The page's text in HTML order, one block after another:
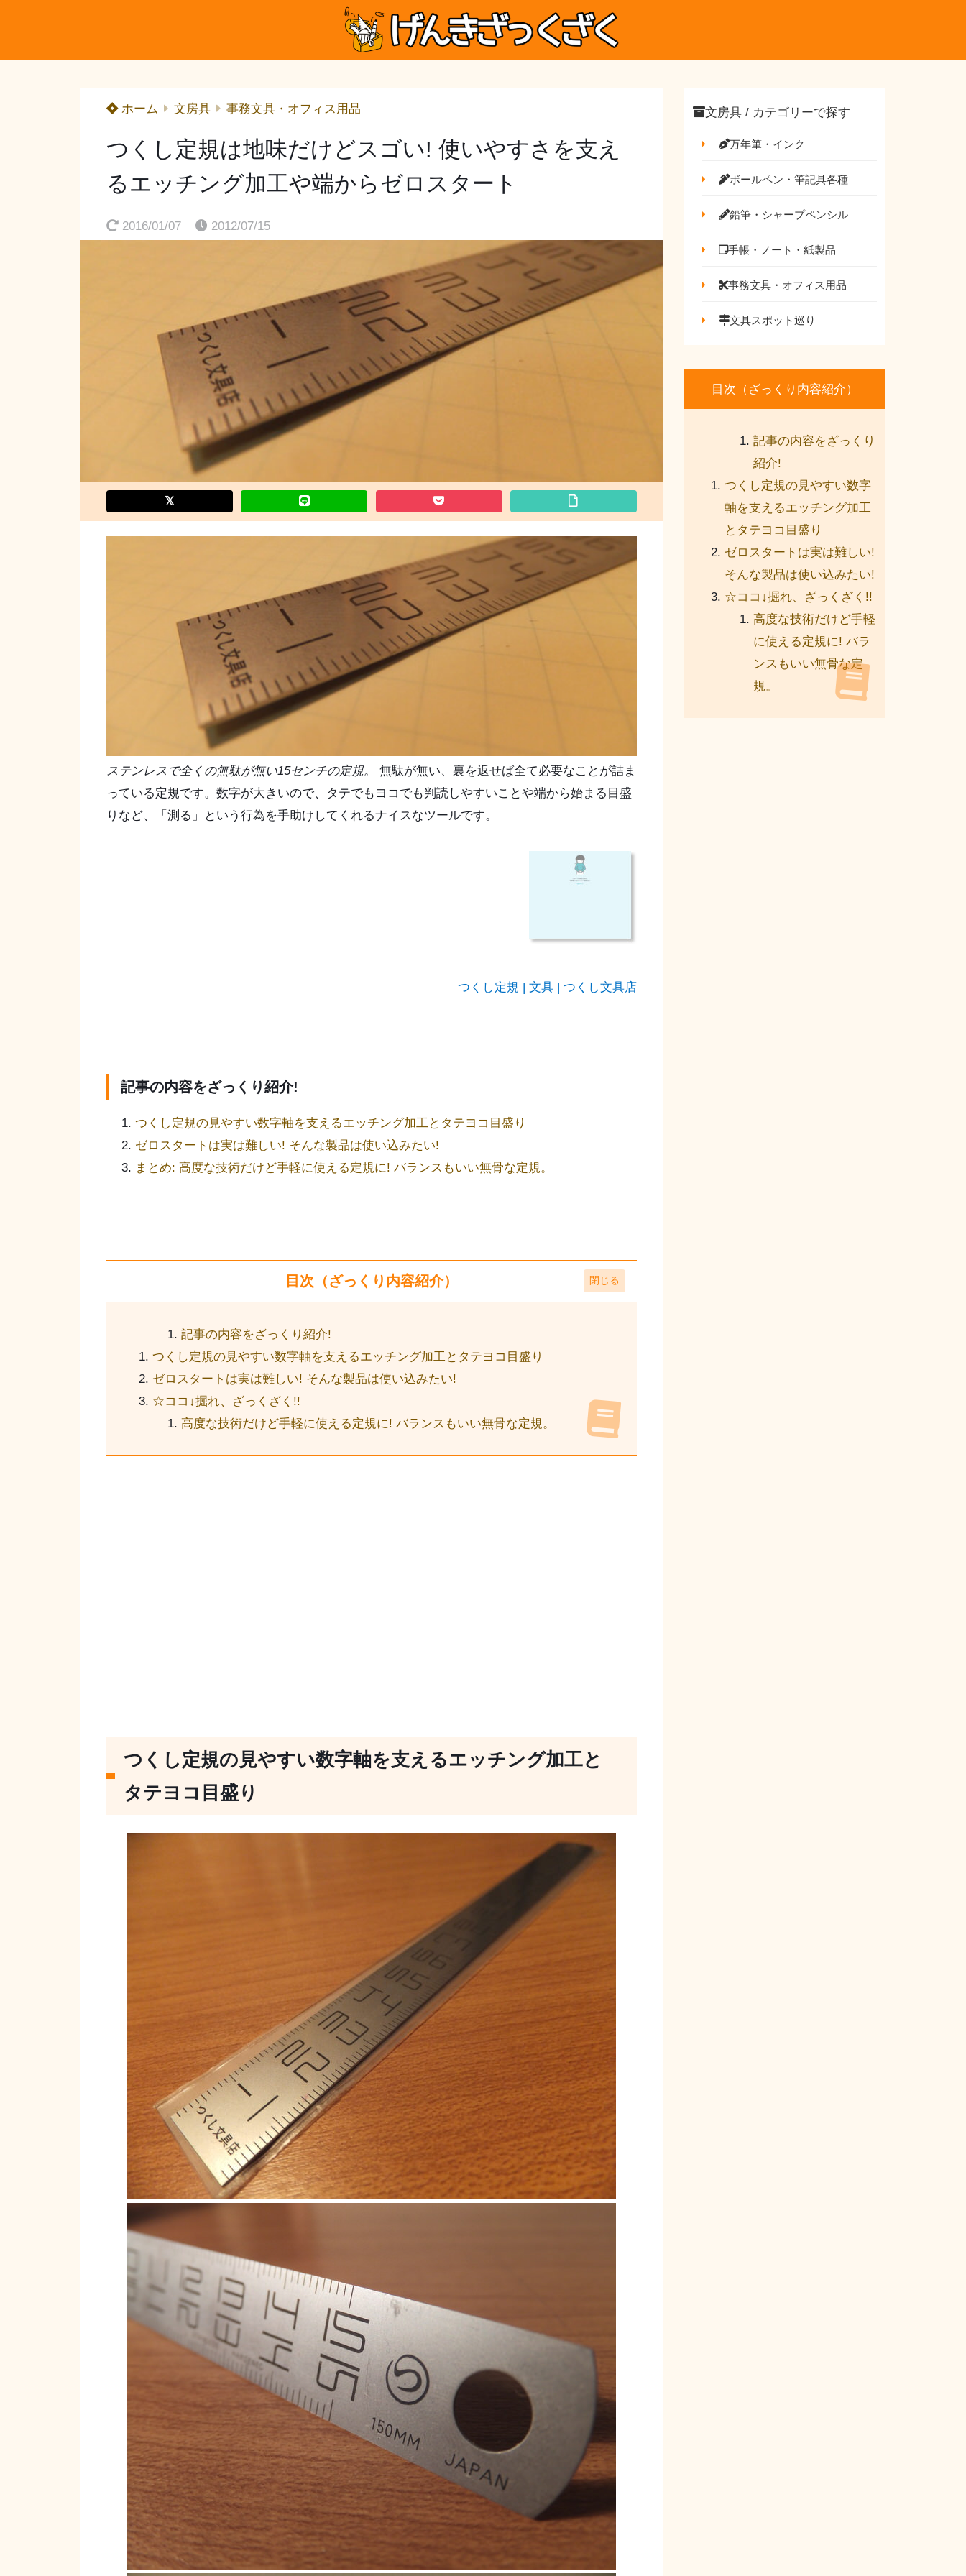
ホーム 文房具 事務文具・オフィス用品
つくし定規は地味だけどスゴい! 使いやすさを支え
るエッチング加工や端からゼロスタート
2016/01/07 2012/07/15
ステンレスで全くの無駄が無い15センチの定規。
無駄が無い、裏を返せば全て必要なことが詰ま
っている定規です。数字が大きいので、タテでもヨコでも判読しやすいことや端から始まる目盛
りなど、「測る」という行為を手助けしてくれるナイスなツールです。
つくし定規 | 文具 | つくし文具店
記事の内容をざっくり紹介!
つくし定規の見やすい数字軸を支えるエッチング加工とタテヨコ目盛り
ゼロスタートは実は難しい! そんな製品は使い込みたい!
まとめ: 高度な技術だけど手軽に使える定規に! バランスもいい無骨な定規。
目次（ざっくり内容紹介）
記事の内容をざっくり紹介!
つくし定規の見やすい数字軸を支えるエッチング加工とタテヨコ目盛り
ゼロスタートは実は難しい! そんな製品は使い込みたい!
☆ココ↓掘れ、ざっくざく!!
高度な技術だけど手軽に使える定規に! バランスもいい無骨な定規。
つくし定規の見やすい数字軸を支えるエッチング加工と
タテヨコ目盛り
文房具 / カテゴリーで探す
万年筆・インク
ボールペン・筆記具各種
鉛筆・シャープペンシル
手帳・ノート・紙製品
事務文具・オフィス用品
文具スポット巡り
目次（ざっくり内容紹介）
記事の内容をざっくり
紹介!
つくし定規の見やすい数字
軸を支えるエッチング加工
とタテヨコ目盛り
ゼロスタートは実は難しい!
そんな製品は使い込みたい!
☆ココ↓掘れ、ざっくざく!!
高度な技術だけど手軽
に使える定規に! バラ
ンスもいい無骨な定
規。